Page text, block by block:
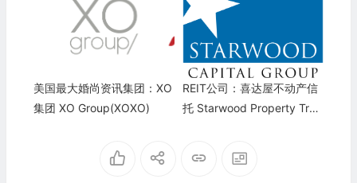
美国最大婚尚资讯集团：XO
集团 XO Group(XOXO)
REIT公司：喜达屋不动产信
托 Starwood Property Trus